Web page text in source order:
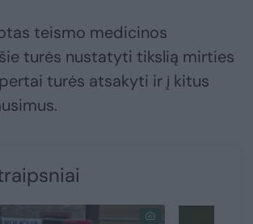
teismo medicinos
turės nustatyti tikslią mirties
turės atsakyti ir į kitus